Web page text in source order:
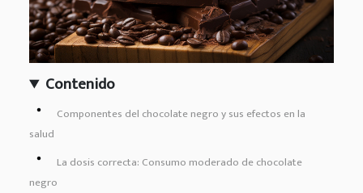
Contenido
Componentes del chocolate negro y sus efectos en la
salud
La dosis correcta: Consumo moderado de chocolate
negro